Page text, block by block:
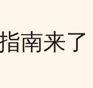
南来了